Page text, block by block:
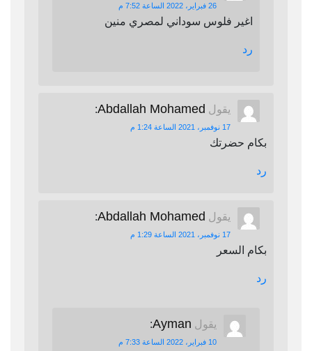
26 فبراير، 2022 الساعة 7:52 م
اغير فلوس سوداني لمصري منين
رد
يقول Abdallah Mohamed
:
17 نوفمبر، 2021 الساعة 1:24 م
بكام حضرتك
رد
يقول Abdallah Mohamed
:
17 نوفمبر، 2021 الساعة 1:29 م
بكام السعر
رد
يقول Ayman
:
10 فبراير، 2022 الساعة 7:33 م